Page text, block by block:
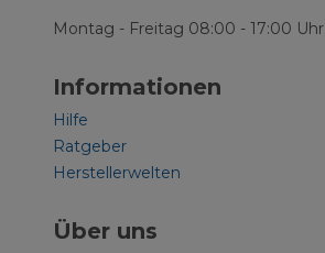
Montag - Freitag 08:00 - 17:00 Uhr
Informationen
Hilfe
Ratgeber
Herstellerwelten
Über uns